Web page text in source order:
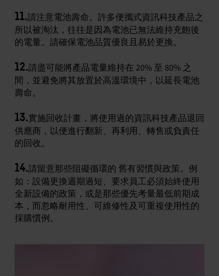
11.請注意電池壽命。許多便攜式資訊科技產品之
所以被淘汰，往往是因為電池已無法維持充飽後
的電量。請確保電池品質優良且易於更換。
12.請盡可能將產品電量維持在 20% 至 80% 之
間，並避免將其放置於高溫環境中，以延長電池
壽命。
13.實施回收計畫，將使用過的資訊科技產品退回
供應商，以便進行翻新、再利用、轉售或負責任
的回收。
14.請留意那些阻礙循環的 舊有習慣與政策。例
如：設備更換週期過短、要求員工必須始終使用
全新設備的政策，或是那些優先考量最低前期成
本，而忽略耐用性、可維修性及可重複使用性的
採購慣例。